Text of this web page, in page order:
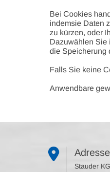
Bei Cookies
indemsie Daten
zu kürzen, oder
Dazuwählen Sie
die Speicherung
Falls Sie keine
Anwendbare
 Adresse
Stauder KG